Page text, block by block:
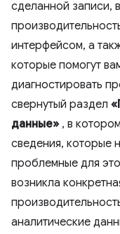
сделанной записи,
интерфейсом, а
которые помогут
диагностировать
свернутый раздел
данные» , в
сведения, которые
проблемные для
возникла
аналитические